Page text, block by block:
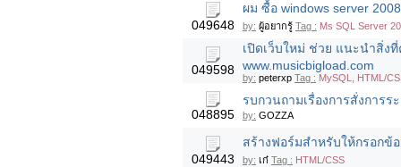
049648
ผม ซื้อ windows server
by: ผู้อยากรู้ Tag : Ms SQL Server
049598
เปิดเว็บใหม่ ช่วย แนะนำสิ่ง
www.musicbigload.com
by: peterxp Tag : MySQL, HTML/
048895
รบกวนถามเรื่องการสั่งการ
by: GOZZA
049443
สร้างฟอร์มสำหรับให้กรอกข้
by: เก๋ Tag : HTML/CSS